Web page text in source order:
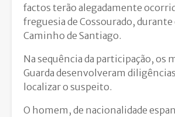
factos terão alegadamente
freguesia de Cossourado,
Caminho de Santiago.
Na sequência da participação, os
Guarda desenvolveram
localizar o suspeito.
O homem, de nacionalidade